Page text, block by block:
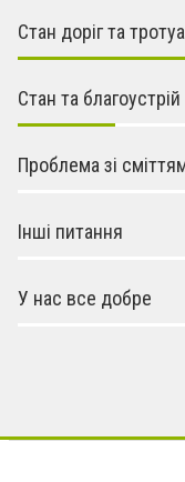
Стан доріг та
Стан та
Проблема зі
Інші питання
У нас все добре
Bella mozzarella - коли піца
треба знати про вибір